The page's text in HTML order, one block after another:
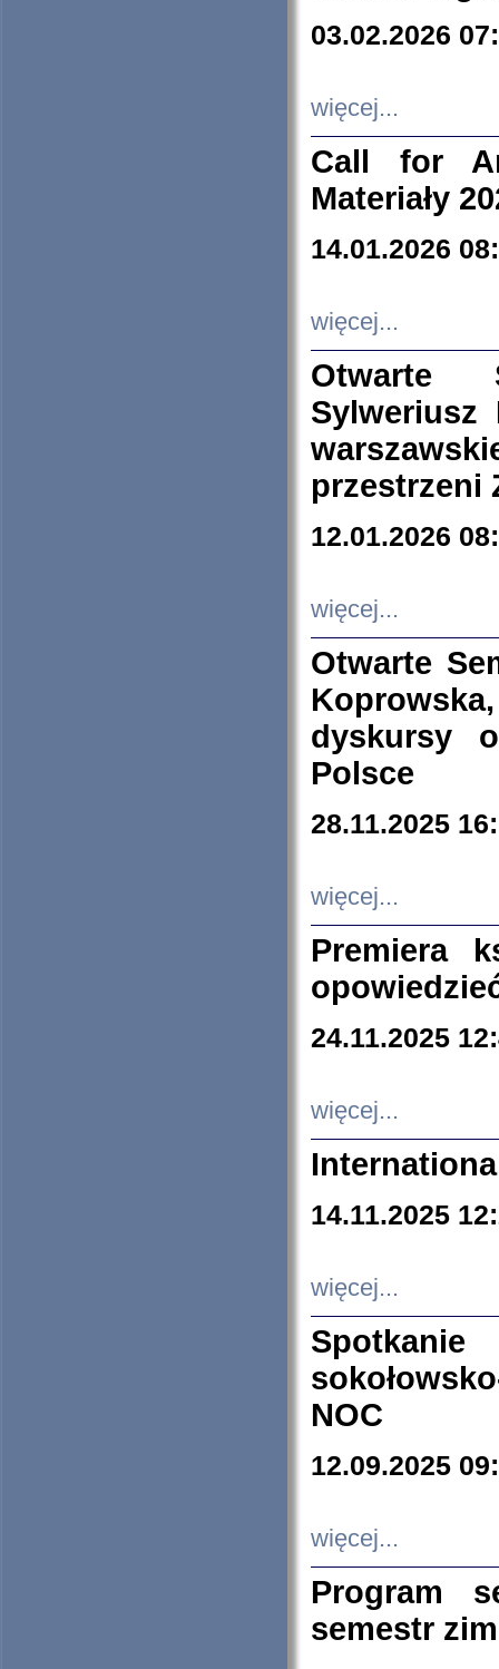
03.02.2026
więcej...
Call for
Materiały
14.01.2026
więcej...
Otwarte
Sylweriusz
przestrzeni
12.01.2026
więcej...
Otwarte
dyskursy
Polsce
28.11.2025
więcej...
Premiera
24.11.2025
więcej...
14.11.2025
więcej...
NOC
12.09.2025
więcej...
Program
semestr